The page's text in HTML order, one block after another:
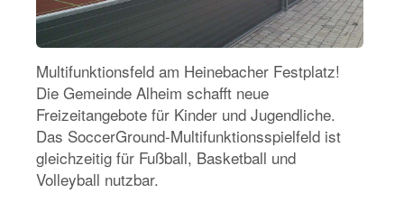
Multifunktionsfeld am Heinebacher Festplatz!
Die Gemeinde Alheim schafft neue
Freizeitangebote für Kinder und Jugendliche.
Das SoccerGround-Multifunktionsspielfeld ist
gleichzeitig für Fußball, Basketball und
Volleyball nutzbar.